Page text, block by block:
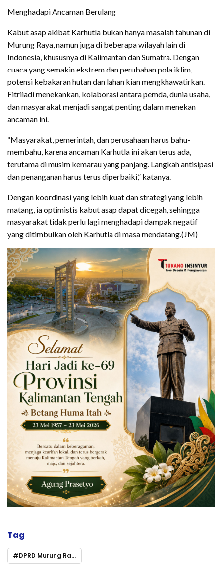
Menghadapi Ancaman Berulang
Kabut asap akibat Karhutla bukan hanya masalah tahunan di
Murung Raya, namun juga di beberapa wilayah lain di
Indonesia, khususnya di Kalimantan dan Sumatra. Dengan
cuaca yang semakin ekstrem dan perubahan pola iklim,
potensi kebakaran hutan dan lahan kian mengkhawatirkan.
Fitriiadi menekankan, kolaborasi antara pemda, dunia usaha,
dan masyarakat menjadi sangat penting dalam menekan
ancaman ini.
“Masyarakat, pemerintah, dan perusahaan harus bahu-
membahu, karena ancaman Karhutla ini akan terus ada,
terutama di musim kemarau yang panjang. Langkah antisipasi
dan penanganan harus terus diperbaiki,” katanya.
Dengan koordinasi yang lebih kuat dan strategi yang lebih
matang, ia optimistis kabut asap dapat dicegah, sehingga
masyarakat tidak perlu lagi menghadapi dampak negatif
yang ditimbulkan oleh Karhutla di masa mendatang.(JM)
Tag
DPRD Murung Raya Dorong Pemda Optimalkan Pencegahan dan Penanganan Karhutla